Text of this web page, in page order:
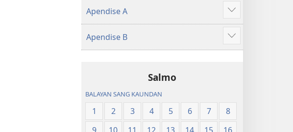
Apendise A
Ipakita
ang
iban
pa
Apendise B
Ipakita
ang
Salmo
BALAYAN SANG KAUNDAN
1 2 3 4 5 6 7
8